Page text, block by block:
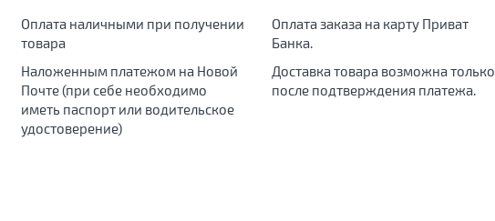
Оплата наличными при получении
товара
Наложенным платежом на Новой
Почте (при себе необходимо
иметь паспорт или водительское
удостоверение)
Оплата заказа на карту Приват
Банка.
Доставка товара возможна только
после подтверждения платежа.